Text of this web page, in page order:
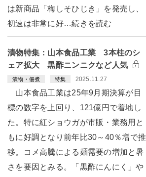
は新商品「梅しそひじき」を発売し、
初速は非常に好…続きを読む
漬物特集：山本食品工業 3本柱のシ
ェア拡大 黒酢ニンニクなど人気
漬物・佃煮 特集 2025.11.27
山本食品工業は25年9月期決算が目
標の数字を上回り、121億円で着地し
た。特に紅ショウガが市販・業務用と
もに好調となり前年比30～40％増で推
移。コメ高騰による麺需要の増加と暑
さを要因とみる。「黒酢にんにく」や